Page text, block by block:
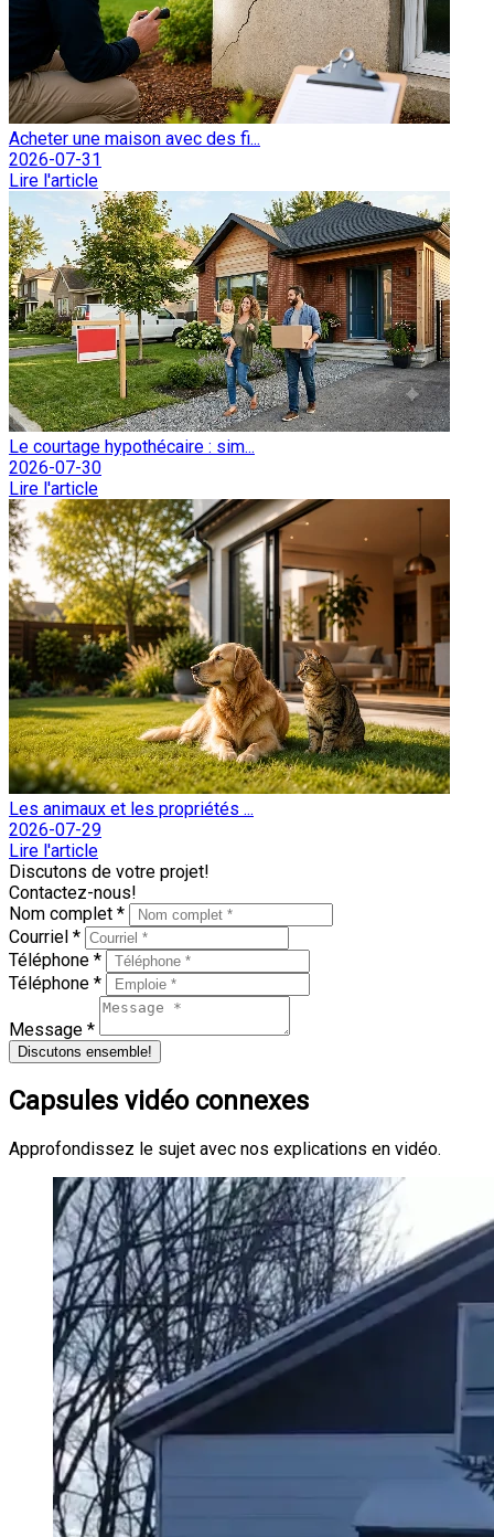
Acheter une maison avec des fi...
2026-07-31
Lire l'article
Le courtage hypothécaire : sim...
2026-07-30
Lire l'article
Les animaux et les propriétés ...
2026-07-29
Lire l'article
Discutons de votre projet!
Contactez-nous!
Nom complet *
Courriel *
Téléphone *
Téléphone *
Message *
Discutons ensemble!
Capsules vidéo connexes
Approfondissez le sujet avec nos explications en vidéo.